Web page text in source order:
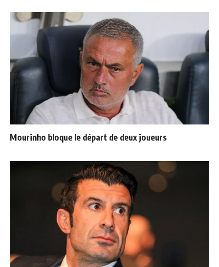
Mourinho bloque le départ de deux joueurs